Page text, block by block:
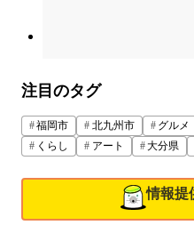
注目のタグ
福岡市 北九州市 グルメ
くらし
アート 大分県
情報提